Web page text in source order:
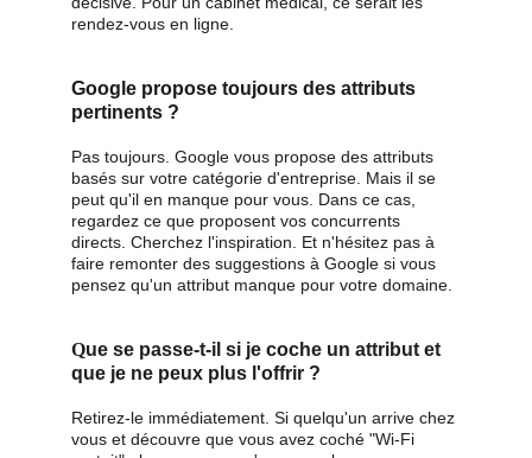
rendez-vous en ligne.
Google propose toujours des attributs
pertinents ?
Pas toujours. Google vous propose des attributs
basés sur votre catégorie d'entreprise. Mais il se
peut qu'il en manque pour vous. Dans ce cas,
regardez ce que proposent vos concurrents
directs. Cherchez l'inspiration. Et n'hésitez pas à
faire remonter des suggestions à Google si vous
pensez qu'un attribut manque pour votre domaine.
Que se passe-t-il si je coche un attribut et
que je ne peux plus l'offrir ?
Retirez-le immédiatement. Si quelqu'un arrive chez
vous et découvre que vous avez coché "Wi-Fi